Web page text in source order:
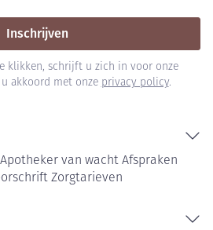
Inschrijven
klikken, schrijft u zich in voor onze
akkoord met onze privacy policy.
Apotheker van wacht Afspraken
Zorgtarieven